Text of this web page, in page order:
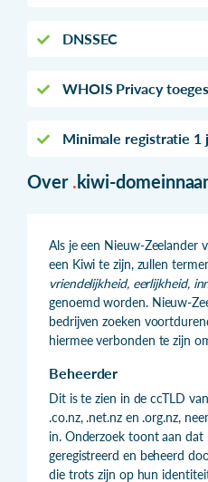
DNSSEC
WHOIS Privacy
Minimale registratie 1
Over .kiwi-
Als je een Nieuw-Zeelander
een Kiwi te zijn, zullen
vriendelijkheid, eerlijkheid,
genoemd worden. Nieuw-
bedrijven zoeken
hiermee verbonden te zijn
Beheerder
Dit is te zien in de ccTLD
.co.nz, .net.nz en .org.nz,
in. Onderzoek toont aan
geregistreerd en beheerd
die trots zijn op hun